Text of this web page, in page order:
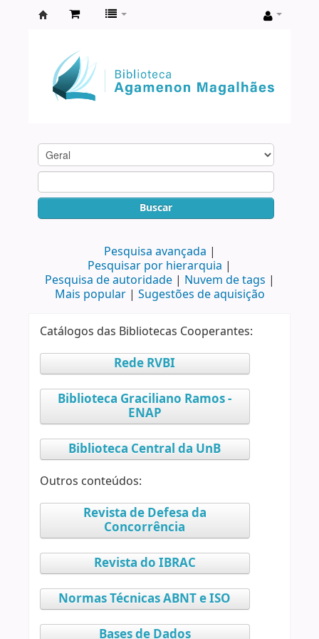
Agamenon
Magalhães
Buscar
Pesquisa avançada
Pesquisar por hierarquia
Pesquisa de autoridade
Nuvem de tags
Mais popular
Sugestões de aquisição
Catálogos das Bibliotecas Cooperantes:
Rede RVBI
Biblioteca Graciliano Ramos -
ENAP
Biblioteca Central da UnB
Outros conteúdos:
Revista de Defesa da
Concorrência
Revista do IBRAC
Normas Técnicas ABNT e ISO
Bases de Dados